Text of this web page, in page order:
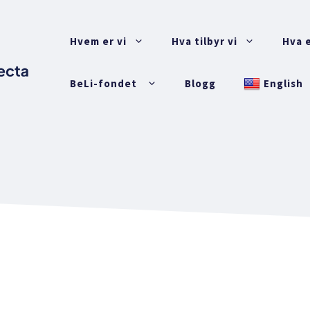
Hvem er vi Hva tilbyr vi Hva
BeLi-fondet Blogg English